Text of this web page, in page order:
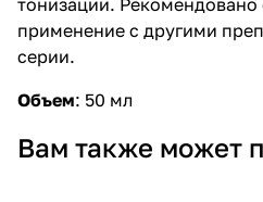
применение с другими
серии.
Объем: 50 мл
Вам также может